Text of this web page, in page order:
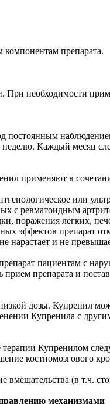
препарата.
необходимости
Каждый месяц
применяют в
или
с ревматоидным
поражения легких,
эффектов препарат
нарастает и не
пациентам с
препарата и
дозы. Купренил
Купренила с
Купренилом
костномозгового
(в т.ч.
механизмами